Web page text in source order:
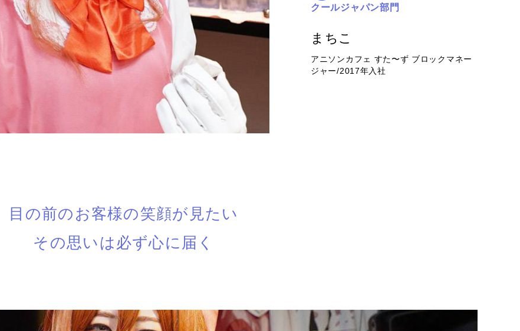
クールジャパン部門
まちこ
アニソンカフェ すた〜ず ブロックマネー
ジャー/2017年入社
目の前のお客様の笑顔が見たい
その思いは必ず心に届く